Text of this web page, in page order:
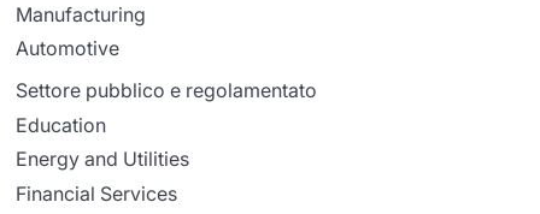
Manufacturing
Automotive
Settore pubblico e regolamentato
Education
Energy and Utilities
Financial Services